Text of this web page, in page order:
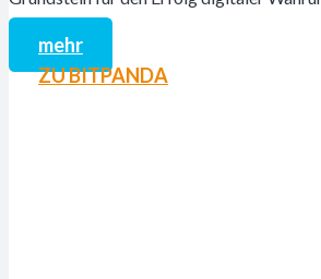
mehr
ZU BITPANDA